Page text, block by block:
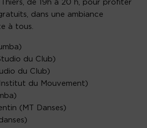
de 19h à 20 h, pour profiter
dans une ambiance
à tous.
du Club)
du Club)
du Mouvement)
(MT Danses)